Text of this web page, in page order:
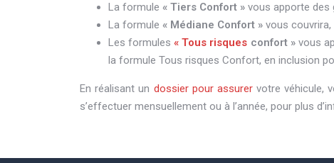
La formule « Tiers Confort » vous apporte des
La formule « Médiane Confort » vous couvrira,
Les formules« Tous risques confort »vous
la formule Tous risques Confort, en inclusion
En réalisant un dossier pour assurervotre véhicule,
s’effectuer mensuellement ou à l’année, pour plus